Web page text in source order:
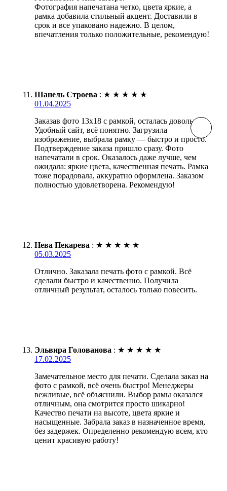
Фотография напечатана четко, цвета яркие, а
рамка добавила стильный акцент. Доставили в
срок и все упаковано надежно. В целом,
впечатления только положительные, рекомендую!
Шанель Строева : ★ ★ ★ ★ ★
01.04.2025
Заказав фото 13х18 с рамкой, осталась довольна.
Удобный сайт, всё понятно. Загрузила
изображение, выбрала рамку — быстро и просто.
Подтверждение заказа пришло сразу. Фото
напечатали в срок. Оказалось даже лучше, чем
ожидала: яркие цвета, качественная печать. Рамка
тоже порадовала, аккуратно оформлена. Заказом
полностью удовлетворена. Рекомендую!
Нева Пекарева : ★ ★ ★ ★ ★
05.03.2025
Отлично. Заказала печать фото с рамкой. Всё
сделали быстро и качественно. Получила
отличный результат, осталось только повесить.
Эльвира Голованова : ★ ★ ★ ★ ★
17.02.2025
Замечательное место для печати. Сделала заказ на
фото с рамкой, всё очень быстро! Менеджеры
вежливые, всё объяснили. Выбор рамы оказался
отличным, она смотрится просто шикарно!
Качество печати на высоте, цвета яркие и
насыщенные. Забрала заказ в назначенное время,
без задержек. Определенно рекомендую всем, кто
ценит красивую работу!